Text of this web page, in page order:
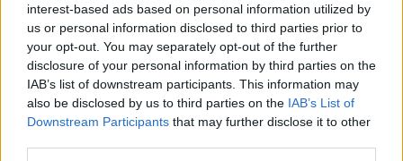
interest-based ads based on personal information utilized by
us or personal information disclosed to third parties prior to
your opt-out. You may separately opt-out of the further
disclosure of your personal information by third parties on the
IAB’s list of downstream participants. This information may
also be disclosed by us to third parties on the IAB’s List of
Downstream Participants that may further disclose it to other
”God chans att bli ny favorit”
Utbudet av terrängdugliga kombibilar har krympt men fylls